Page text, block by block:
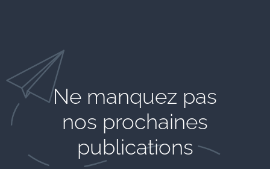
Ne manquez pas
nos prochaines
publications